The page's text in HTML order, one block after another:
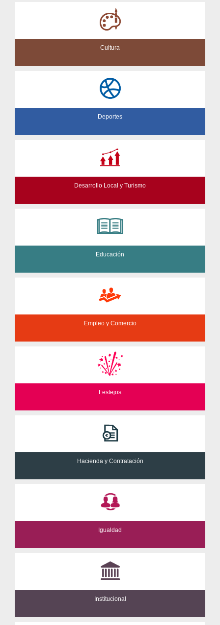
Cultura
Deportes
Desarrollo Local y Turismo
Educación
Empleo y Comercio
Festejos
Hacienda y Contratación
Igualdad
Institucional